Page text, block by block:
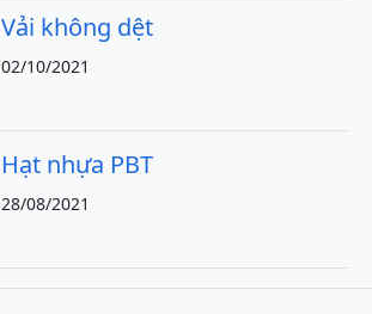
Vải không dệt
02/10/2021
Hạt nhựa PBT
28/08/2021